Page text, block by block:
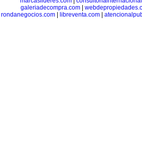
galeriadecompra.com|
rondanegocios.com
libreventa.com